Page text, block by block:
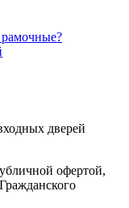
дверей
офертой,